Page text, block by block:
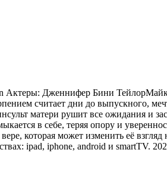
Актеры: Дженнифер Бини
считает дни до выпускного,
матери рушит все ожидания и
в себе, теряя опору и
которая может изменить её взгляд
ipad, iphone, android и smartTV.